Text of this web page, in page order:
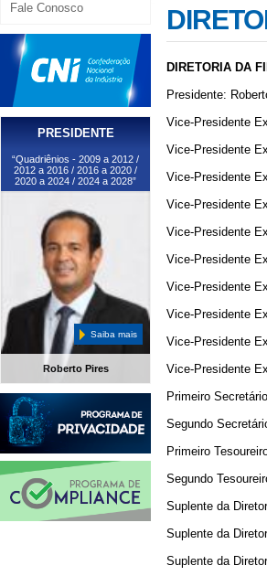
Fale Conosco
PRESIDENTE
“Quadriênios - 2009 a 2012 /
2012 a 2016 / 2016 a 2020 /
2020 a 2024 / 2024 a 2028”
Roberto Pires
Saiba mais
DIRETORIA DA
Presidente:
Vice-Presidente
Vice-Presidente
Vice-Presidente
Vice-Presidente
Vice-Presidente
Vice-Presidente
Vice-Presidente
Vice-Presidente
Vice-Presidente
Vice-Presidente
Primeiro
Segundo
Primeiro
Segundo
Suplente da
Suplente da
Suplente da